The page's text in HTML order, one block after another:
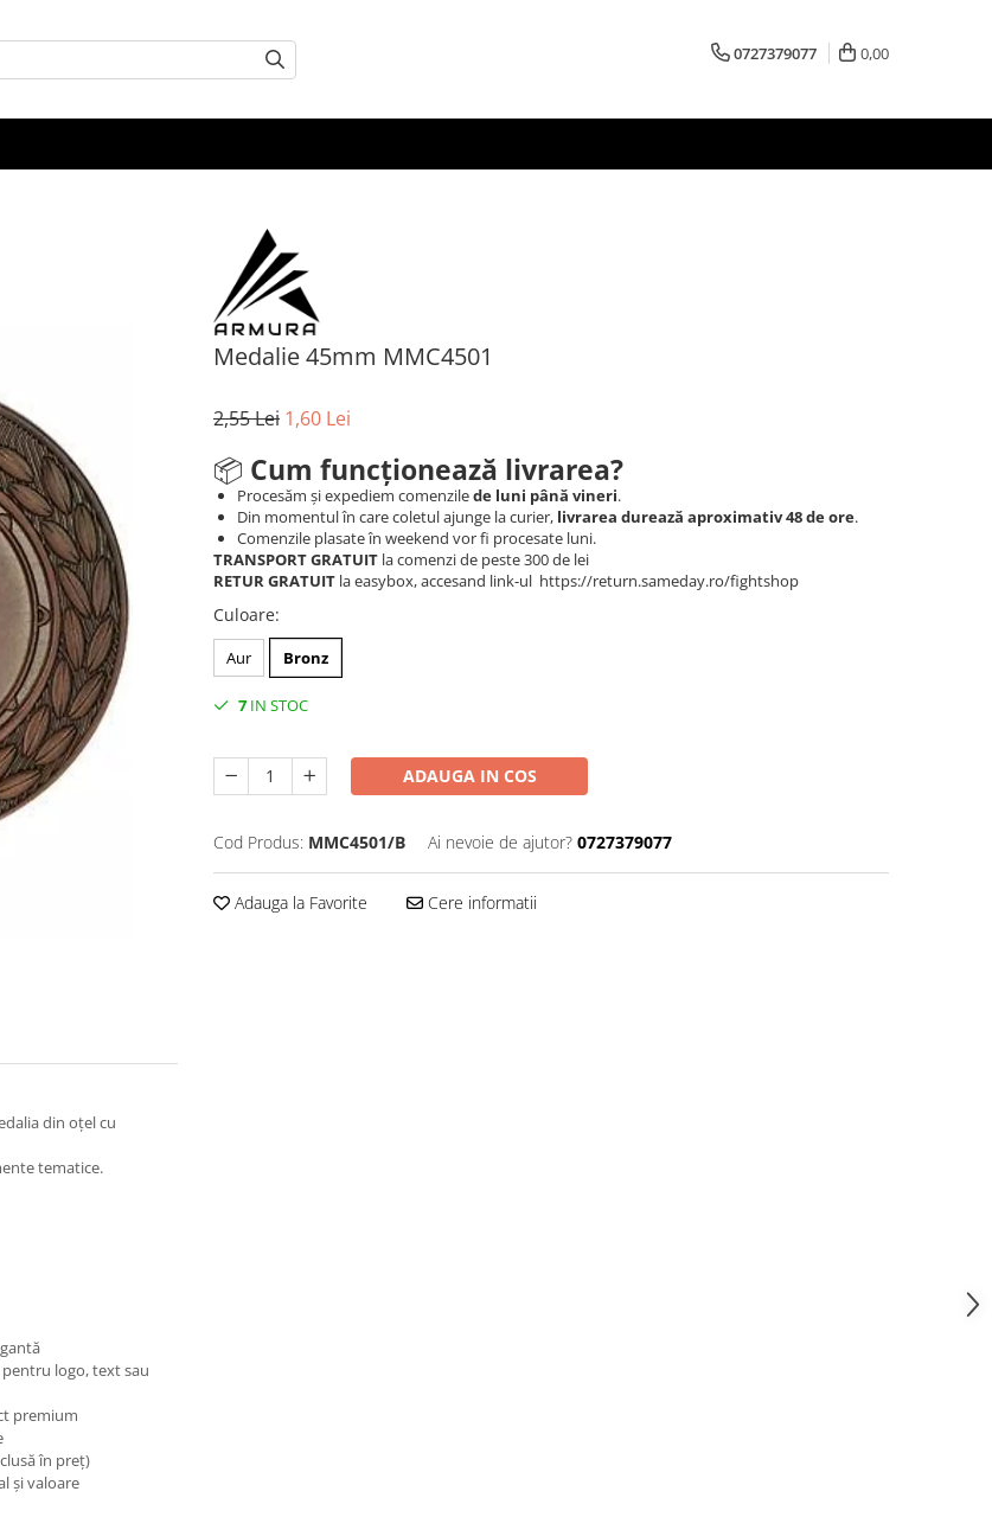
0727379077 0,00
Medalie 45mm MMC4501
2,55 Lei 1,60 Lei
📦 Cum funcționează livrarea?
Procesăm și expediem comenzilede luni până vineri.
Din momentul în care coletul ajunge la curier, livrarea durează aproximativ 48 de ore.
Comenzile plasate în weekend vor fi procesate luni.
TRANSPORT GRATUIT la comenzi de peste 300 de lei
RETUR GRATUIT la easybox, accesand link-ul https://return.sameday.ro/fightshop
Culoare:
Aur Bronz
7 IN STOC
ADAUGA IN COS
Cod Produs: MMC4501/B Ai nevoie de ajutor? 0727379077
Adauga la Favorite Cere informatii
din oțel cu
tematice.
logo, text sau
premium
în preț)
și valoare